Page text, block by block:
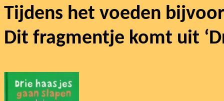
Tijdens het voeden
Dit fragmentje komt uit